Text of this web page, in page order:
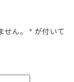
ん。 * が付いて